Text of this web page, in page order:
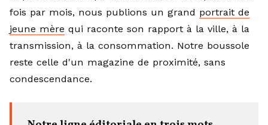
fois par mois, nous publions un grand portrait de
jeune mère qui raconte son rapport à la ville, à la
transmission, à la consommation. Notre boussole
reste celle d'un magazine de proximité, sans
condescendance.